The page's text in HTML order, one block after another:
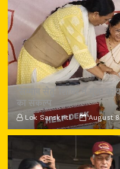
‘सम्मान सेतु’ शिविर में गूंजा
का संकल्प
Lok Sanskriti August